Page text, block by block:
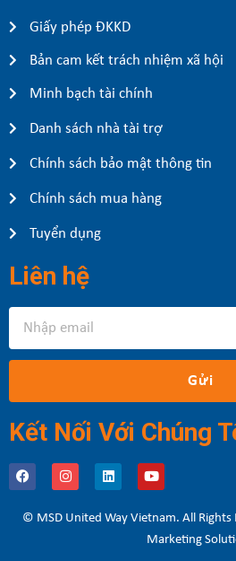
Giấy phép ĐKKD
Bản cam kết trách nhiệm xã hội
Minh bạch tài chính
Danh sách nhà tài trợ
Chính sách bảo mật thông tin
Chính sách mua hàng
Tuyển dụng
Liên hệ
Gửi
Kết Nối Với Chúng
© MSD United Way Vietnam. All Rights
Marketing